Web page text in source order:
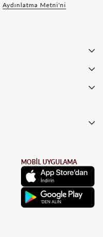
Aydınlatma Metni'ni
MOBİL UYGULAMA